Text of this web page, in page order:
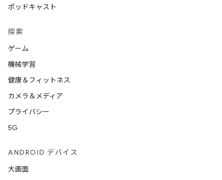
ポッドキャスト
探索
ゲーム
機械学習
健康＆フィットネス
カメラ＆メディア
プライバシー
5G
ANDROID デバイス
大画面